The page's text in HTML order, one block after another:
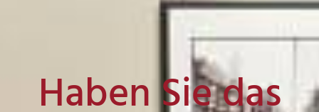
Haben Sie das